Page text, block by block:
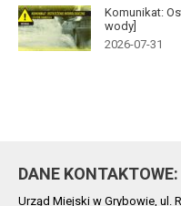
Komunikat:
wody]
2026-07-31
DANE KONTAKTOWE:
Urząd Miejski w Grybowie, ul.